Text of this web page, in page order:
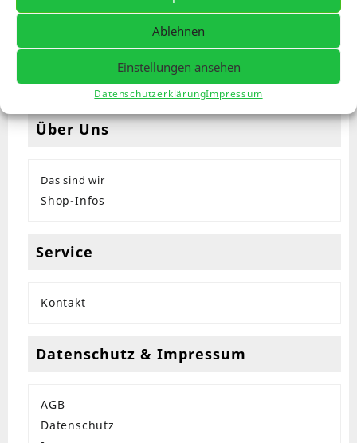
Ablehnen
Einstellungen ansehen
DatenschutzerklärungImpressum
Über Uns
Das sind wir
Shop-Infos
Service
Kontakt
Datenschutz & Impressum
AGB
Datenschutz